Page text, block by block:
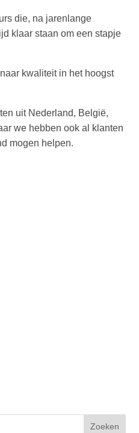
die, na jarenlange
klaar staan om een stapje
kwaliteit in het hoogst
uit Nederland, België,
we hebben ook al klanten
mogen helpen.
Zoeken